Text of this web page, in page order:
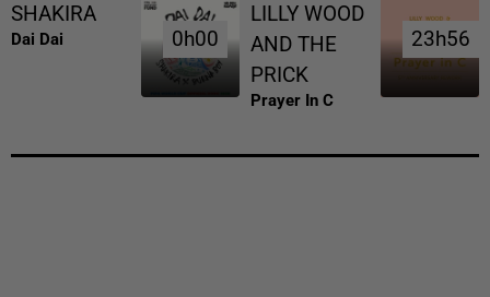
SHAKIRA
Dai Dai 0h00
0h00
LILLY WOOD
AND THE
PRICK
Prayer In C
23h56
23h56